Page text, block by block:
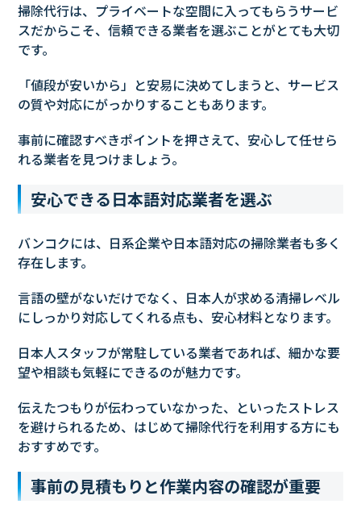
掃除代行は、プライベートな空間に入ってもらうサービ
スだからこそ、信頼できる業者を選ぶことがとても大切
です。
「値段が安いから」と安易に決めてしまうと、サービス
の質や対応にがっかりすることもあります。
事前に確認すべきポイントを押さえて、安心して任せら
れる業者を見つけましょう。
安心できる日本語対応業者を選ぶ
バンコクには、日系企業や日本語対応の掃除業者も多く
存在します。
言語の壁がないだけでなく、日本人が求める清掃レベル
にしっかり対応してくれる点も、安心材料となります。
日本人スタッフが常駐している業者であれば、細かな要
望や相談も気軽にできるのが魅力です。
伝えたつもりが伝わっていなかった、といったストレス
を避けられるため、はじめて掃除代行を利用する方にも
おすすめです。
事前の見積もりと作業内容の確認が重要